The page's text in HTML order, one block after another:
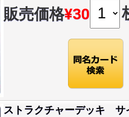
販売価格¥30
ストラクチャーデッキ サ